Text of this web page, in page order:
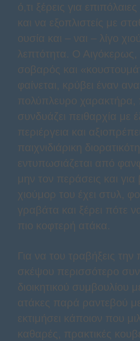
ό,τι ξέρεις για
και να εξοπλιστείς με
ουσία και – ναι – λίγο
λεπτότητα. Ο
σοβαρός και
φαίνεται, κρύβει έναν
πολύπλευρο χαρακτήρα,
συνδυάζει πειθαρχία με
περιέργεια και
παιχνιδιάρικη
εντυπωσιάζεται από
μην τον περάσεις και
χιούμορ του έχει στυλ,
γραβάτα και ξέρει πότε
πιο κοφτερή ατάκα.
Για να του τραβήξεις
σκέψου περισσότερο
διοικητικού συμβουλίου
ατάκες παρά ραντεβού
εκτιμήσει κάποιον που
καθαρές, πρακτικές